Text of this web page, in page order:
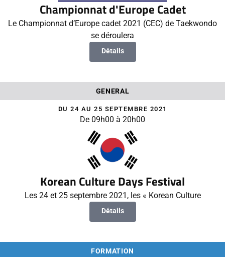
Championnat d'Europe Cadet
Le Championnat d’Europe cadet 2021 (CEC) de Taekwondo
se déroulera
Détails
GENERAL
DU 24 AU 25 SEPTEMBRE 2021
De 09h00 à 20h00
Korean Culture Days Festival
Les 24 et 25 septembre 2021, les « Korean Culture
Détails
FORMATION